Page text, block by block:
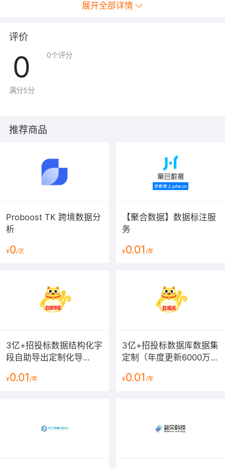
（四）预期成效
根据业主和投资者实际需求，提供高效、准确的收益预测
和财务指标分析，实现快速决策支持，降低投资决策周
期，提高灵活性；通过充放电策略分析帮助业主优化储能
项目的运营，提高系统效率，降低运营成本，确保项目在
载详尽报告，节省时间和人力成本。
行性研究，支持制定基于实际数据的能源政策，促进清洁
能源的采用，推动可持续发展。
展开全部详情
评价
0
满分5分
0个评分
推荐商品
Proboost TK 跨境数据分
析
¥0/次
【聚合数据】数据标注服
务
¥0.01 /年
3亿+招投标数据结构化字
段自助导出定制化导
出
¥0.01/年
3亿+招投标数据库数据集
定制（年度更新6000万
照指定网址、行业、区
¥0.01/年